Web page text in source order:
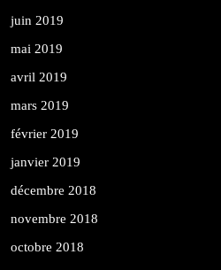
juin 2019
mai 2019
avril 2019
mars 2019
février 2019
janvier 2019
décembre 2018
novembre 2018
octobre 2018